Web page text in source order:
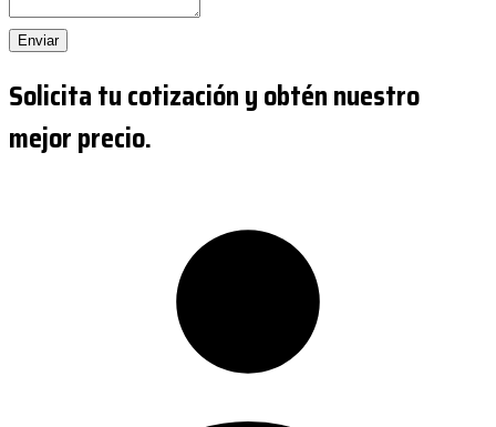
Enviar
Solicita tu cotización y obtén nuestro
mejor precio.